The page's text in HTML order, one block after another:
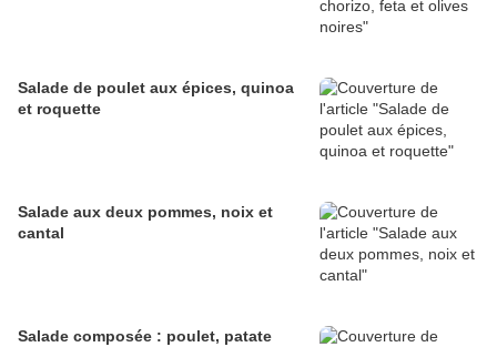
Salade de poulet aux épices, quinoa
et roquette
Salade aux deux pommes, noix et
cantal
Salade composée : poulet, patate